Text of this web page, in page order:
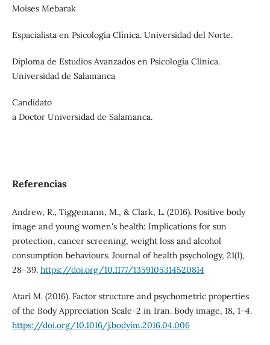
Moises Mebarak
Espacialista en Psicología Clínica. Universidad del Norte.
Diploma de Estudios Avanzados en Psicología Clínica.
Universidad de Salamanca
Candidato
a Doctor Universidad de Salamanca.
Referencias
Andrew, R., Tiggemann, M., & Clark, L. (2016). Positive body
image and young women's health: Implications for sun
protection, cancer screening, weight loss and alcohol
consumption behaviours. Journal of health psychology, 21(1),
28–39. https://doi.org/10.1177/1359105314520814
Atari M. (2016). Factor structure and psychometric properties
of the Body Appreciation Scale-2 in Iran. Body image, 18, 1–4.
https://doi.org/10.1016/j.bodyim.2016.04.006